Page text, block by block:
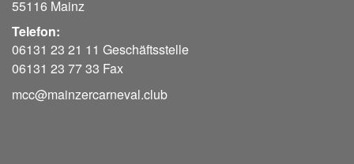
55116 Mainz
Telefon:
06131 23 21 11 Geschäftsstelle
06131 23 77 33 Fax
mcc@mainzercarneval.club